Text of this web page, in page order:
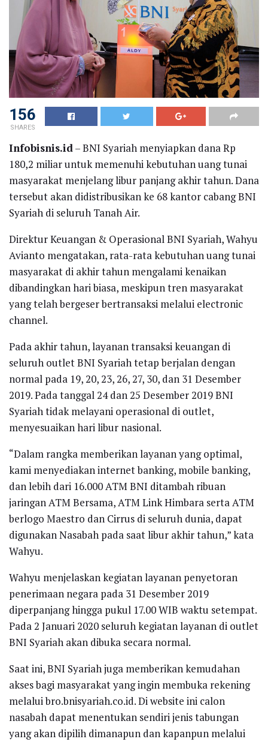
156
SHARES
Infobisnis.id– BNI Syariah menyiapkan dana Rp
180,2 miliar untuk memenuhi kebutuhan uang tunai
masyarakat menjelang libur panjang akhir tahun. Dana
tersebut akan didistribusikan ke 68 kantor cabang BNI
Syariah di seluruh Tanah Air.
Direktur Keuangan & Operasional BNI Syariah, Wahyu
Avianto mengatakan, rata-rata kebutuhan uang tunai
masyarakat di akhir tahun mengalami kenaikan
dibandingkan hari biasa, meskipun tren masyarakat
yang telah bergeser bertransaksi melalui electronic
channel.
Pada akhir tahun, layanan transaksi keuangan di
seluruh outlet BNI Syariah tetap berjalan dengan
normal pada 19, 20, 23, 26, 27, 30, dan 31 Desember
2019. Pada tanggal 24 dan 25 Desember 2019 BNI
Syariah tidak melayani operasional di outlet,
menyesuaikan hari libur nasional.
“Dalam rangka memberikan layanan yang optimal,
kami menyediakan internet banking, mobile banking,
dan lebih dari 16.000 ATM BNI ditambah ribuan
jaringan ATM Bersama, ATM Link Himbara serta ATM
berlogo Maestro dan Cirrus di seluruh dunia, dapat
digunakan Nasabah pada saat libur akhir tahun,” kata
Wahyu.
Wahyu menjelaskan kegiatan layanan penyetoran
penerimaan negara pada 31 Desember 2019
diperpanjang hingga pukul 17.00 WIB waktu setempat.
Pada 2 Januari 2020 seluruh kegiatan layanan di outlet
BNI Syariah akan dibuka secara normal.
Saat ini, BNI Syariah juga memberikan kemudahan
akses bagi masyarakat yang ingin membuka rekening
melalui bro.bnisyariah.co.id. Di website ini calon
nasabah dapat menentukan sendiri jenis tabungan
yang akan dipilih dimanapun dan kapanpun melalui